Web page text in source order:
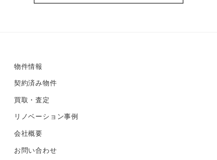
物件情報
契約済み物件
買取・査定
リノベーション事例
会社概要
お問い合わせ